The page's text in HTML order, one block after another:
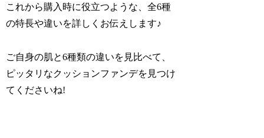
これから購入時に役立つような、全6種
の特長や違いを詳しくお伝えします♪
ご自身の肌と6種類の違いを見比べて、
ピッタリなクッションファンデを見つけ
てくださいね!